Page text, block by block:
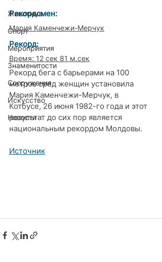
Животные
Спорт
Мероприятия
Знаменитости
Сооружения
Искусство
Новости
Рекордсмен:
Мария Каменчежи-Мерчук
Рекорд:
Время: 12 сек 81 м.сек
Рекорд бега c барьерами на 100
метров сред женщин установила
Мария Каменчежи-Мерчук, в
Котбусе, 26 июня 1982-го года и этот
результат до сих пор является
национальным рекордом Молдовы.
Источник